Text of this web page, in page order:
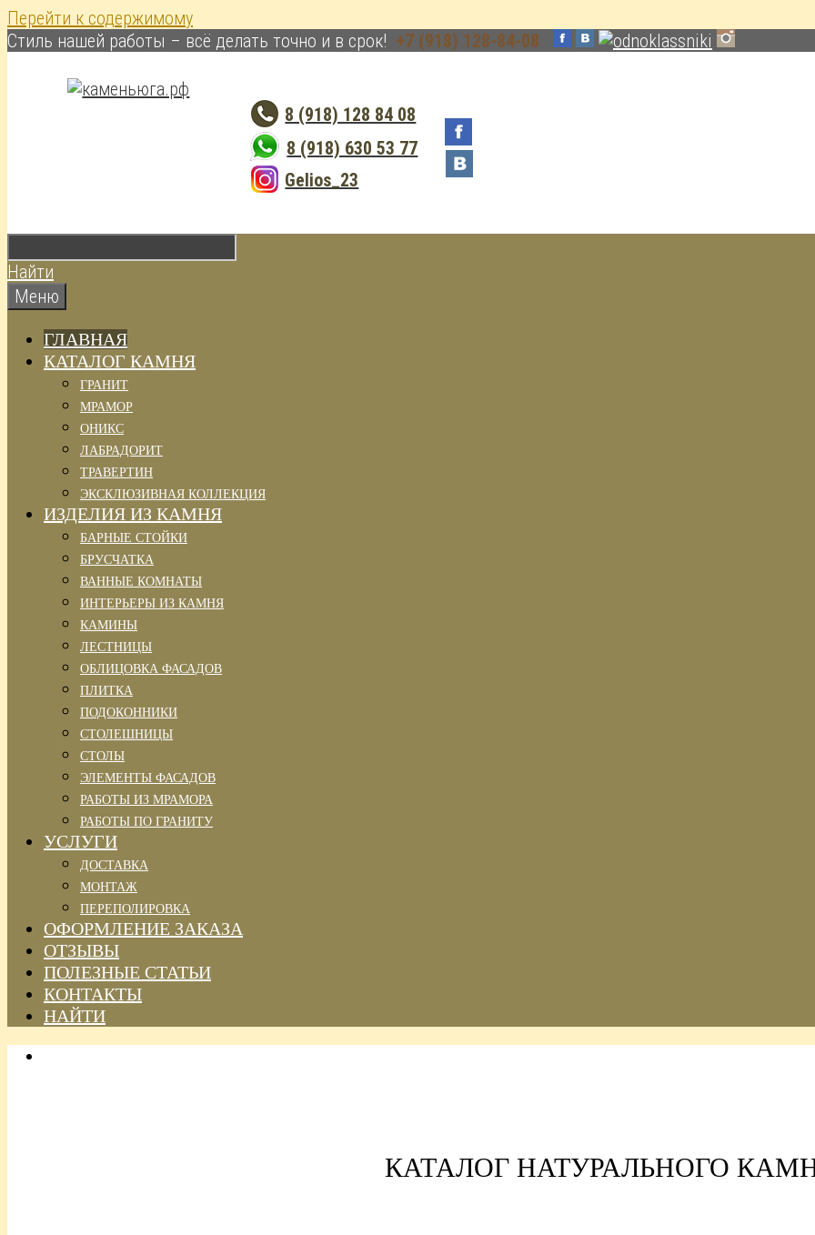
Перейти к содержимому
Cтиль нашей работы – всё делать точно и в срок! +7 (918) 128-84-08
8 (918) 128 84 08
8 (918) 630 53 77
Gelios_23
Найти
Меню
ГЛАВНАЯ
КАТАЛОГ КАМНЯ
ГРАНИТ
МРАМОР
ОНИКС
ЛАБРАДОРИТ
ТРАВЕРТИН
ЭКСКЛЮЗИВНАЯ КОЛЛЕКЦИЯ
ИЗДЕЛИЯ ИЗ КАМНЯ
БАРНЫЕ СТОЙКИ
БРУСЧАТКА
ВАННЫЕ КОМНАТЫ
ИНТЕРЬЕРЫ ИЗ КАМНЯ
КАМИНЫ
ЛЕСТНИЦЫ
ОБЛИЦОВКА ФАСАДОВ
ПЛИТКА
ПОДОКОННИКИ
СТОЛЕШНИЦЫ
СТОЛЫ
ЭЛЕМЕНТЫ ФАСАДОВ
РАБОТЫ ИЗ МРАМОРА
РАБОТЫ ПО ГРАНИТУ
УСЛУГИ
ДОСТАВКА
МОНТАЖ
ПЕРЕПОЛИРОВКА
ОФОРМЛЕНИЕ ЗАКАЗА
ОТЗЫВЫ
ПОЛЕЗНЫЕ СТАТЬИ
КОНТАКТЫ
НАЙТИ
КАТАЛОГ НАТУРАЛЬНОГО